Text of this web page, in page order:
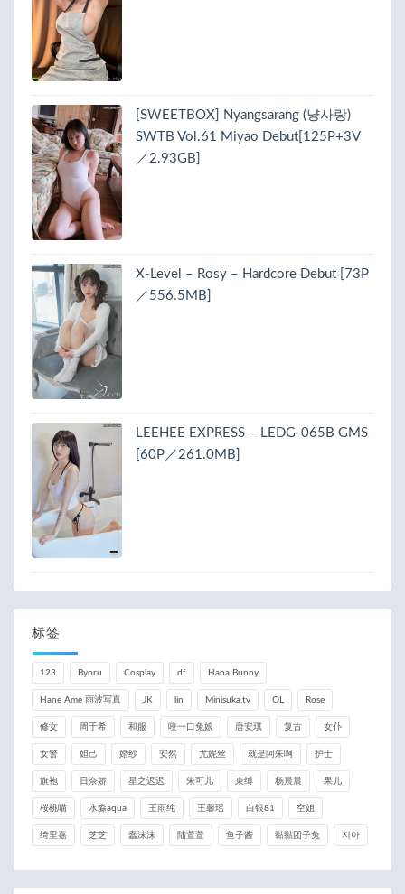
[SWEETBOX] Nyangsarang (냥사랑)
SWTB Vol.61 Miyao Debut[125P+3V
／2.93GB]
X-Level – Rosy – Hardcore Debut [73P
／556.5MB]
LEEHEE EXPRESS – LEDG-065B GMS
[60P／261.0MB]
标签
123 Byoru Cosplay df Hana Bunny
Hane Ame 雨波写真 JK lin Minisuka.tv OL Rose
修女 周于希 和服 咬一口兔娘 唐安琪 复古 女仆
女警 妲己 婚纱 安然 尤妮丝 就是阿朱啊 护士
旗袍 日奈娇 星之迟迟 朱可儿 束缚 杨晨晨 果儿
桜桃喵 水淼aqua 王雨纯 王馨瑶 白银81 空姐
绮里嘉 芝芝 蠢沫沫 陆萱萱 鱼子酱 黏黏团子兔 지아